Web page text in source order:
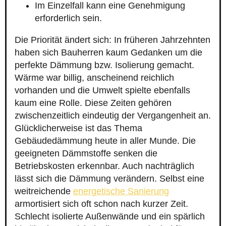
Im Einzelfall kann eine Genehmigung
erforderlich sein.
Die Priorität ändert sich: In früheren Jahrzehnten
haben sich Bauherren kaum Gedanken um die
perfekte Dämmung bzw. Isolierung gemacht.
Wärme war billig, anscheinend reichlich
vorhanden und die Umwelt spielte ebenfalls
kaum eine Rolle. Diese Zeiten gehören
zwischenzeitlich eindeutig der Vergangenheit an.
Glücklicherweise ist das Thema
Gebäudedämmung heute in aller Munde. Die
geeigneten Dämmstoffe senken die
Betriebskosten erkennbar. Auch nachträglich
lässt sich die Dämmung verändern. Selbst eine
weitreichende energetische Sanierung
armortisiert sich oft schon nach kurzer Zeit.
Schlecht isolierte Außenwände und ein spärlich